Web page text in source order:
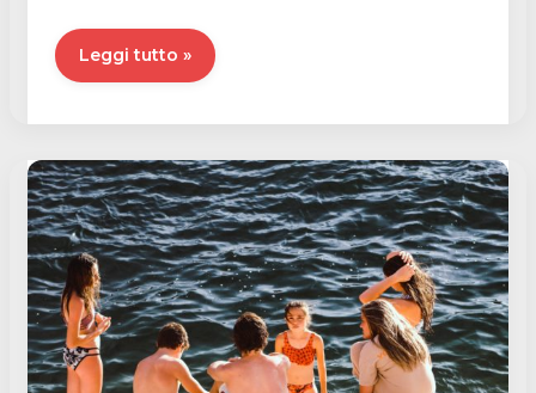
Le
spiagge
per
una
vacanza
in
camper
Leggi tutto »